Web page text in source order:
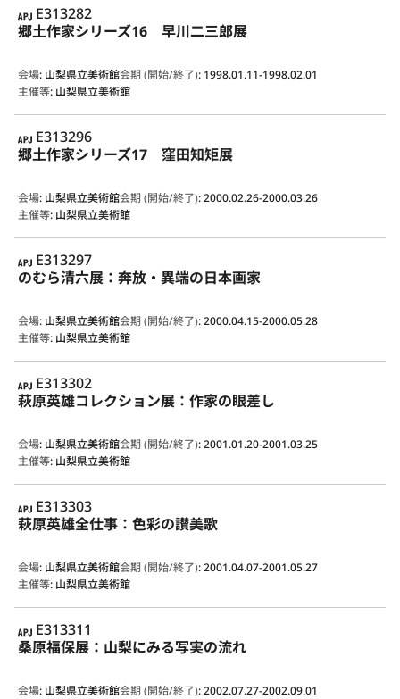
APJ
E313282
郷土作家シリーズ16 早川二三郎展
会場: 山梨県立美術館会期 (開始/終了): 1998.01.11-1998.02.01
主催等: 山梨県立美術館
APJ
E313296
郷土作家シリーズ17 窪田知矩展
会場: 山梨県立美術館会期 (開始/終了):2000.02.26-2000.03.26
主催等: 山梨県立美術館
APJ
E313297
のむら清六展：奔放・異端の日本画家
会場: 山梨県立美術館会期 (開始/終了):2000.04.15-2000.05.28
主催等: 山梨県立美術館
APJ
E313302
萩原英雄コレクション展：作家の眼差し
会場: 山梨県立美術館会期 (開始/終了):2001.01.20-2001.03.25
主催等: 山梨県立美術館
APJ
E313303
萩原英雄全仕事：色彩の讃美歌
会場: 山梨県立美術館会期 (開始/終了):2001.04.07-2001.05.27
主催等: 山梨県立美術館
APJ
E313311
桑原福保展：山梨にみる写実の流れ
会場: 山梨県立美術館会期 (開始/終了):2002.07.27-2002.09.01